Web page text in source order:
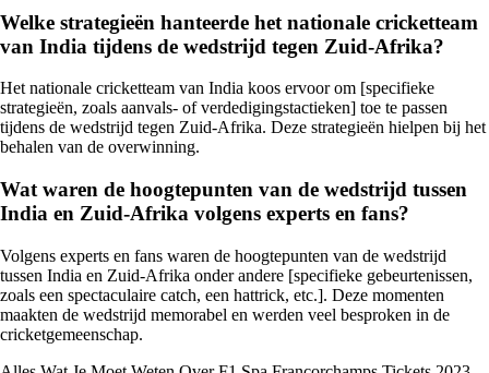
Welke strategieën hanteerde het nationale cricketteam
van India tijdens de wedstrijd tegen Zuid-Afrika?
Het nationale cricketteam van India koos ervoor om [specifieke
strategieën, zoals aanvals- of verdedigingstactieken] toe te passen
tijdens de wedstrijd tegen Zuid-Afrika. Deze strategieën hielpen bij het
behalen van de overwinning.
Wat waren de hoogtepunten van de wedstrijd tussen
India en Zuid-Afrika volgens experts en fans?
Volgens experts en fans waren de hoogtepunten van de wedstrijd
tussen India en Zuid-Afrika onder andere [specifieke gebeurtenissen,
zoals een spectaculaire catch, een hattrick, etc.]. Deze momenten
maakten de wedstrijd memorabel en werden veel besproken in de
cricketgemeenschap.